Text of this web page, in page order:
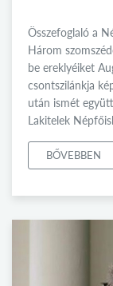
Összefoglaló a
Három
be ereklyéiket
csontszilánkja
után ismét
Lakitelek
BŐVEBBEN